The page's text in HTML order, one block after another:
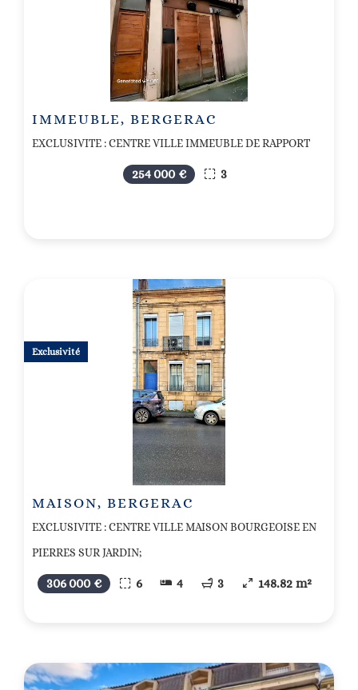
IMMEUBLE, BERGERAC
EXCLUSIVITE : CENTRE VILLE IMMEUBLE DE RAPPORT
254 000 € 3
MAISON, BERGERAC
EXCLUSIVITE : CENTRE VILLE MAISON BOURGEOISE EN
PIERRES SUR JARDIN;
306 000 € 6 4 3 148.82 m²
Exclusivité